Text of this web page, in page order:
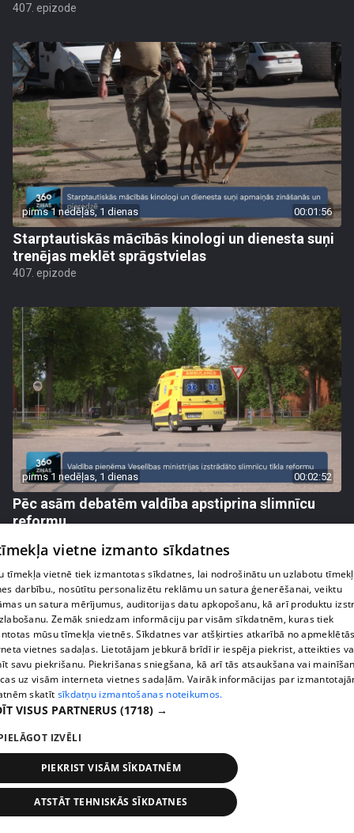
407. epizode
pirms 1 nedēļas, 1 dienas 00:01:56
Starptautiskās mācībās kinologi un dienesta suņi
trenējas meklēt sprāgstvielas
407. epizode
pirms 1 nedēļas, 1 dienas 00:02:52
Pēc asām debatēm valdība apstiprina slimnīcu
reformu
pirms 1 nedēļas, 1 dienas
Barkavā sākas kapelmeistaru mācības, lai nodotu
tautas muzicēšanas prasmes nākamajām
paaudzēm
407. epizode
vietne izmanto sīkdatnes
tīmekļa vietnē tiek izmantotas sīkdatnes, lai nodrošinātu un uzlabotu
darbību., nosūtītu personalizētu reklāmu un satura ģenerēšanai, veiktu
un satura mērījumus, auditorijas datu apkopošanu, kā arī produktu
Zemāk sniedzam informāciju par visām sīkdatnēm, kuras tiek
mūsu tīmekļa vietnēs. Sīkdatnes var atšķirties atkarībā no
vietnes sadaļas. Lietotājam jebkurā brīdī ir iespēja piekrist, atteikties
savu piekrišanu. Piekrišanas sniegšana, kā arī tās atsaukšana vai
uz visām interneta vietnes sadaļām. Vairāk informācijas par
skatīt sīkdatņu izmantošanas noteikumos.
VISUS PARTNERUS (1718) →
IZVĒLI
PIEKRIST VISĀM SĪKDATNĒM
ATSTĀT TEHNISKĀS SĪKDATNES